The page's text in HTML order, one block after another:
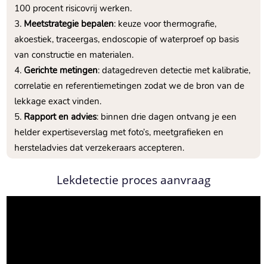
100 procent risicovrij werken.​
Meetstrategie bepalen: keuze voor thermografie,
akoestiek, traceergas, endoscopie of waterproef op basis
van constructie en materialen.​
Gerichte metingen: datagedreven detectie met kalibratie,
correlatie en referentiemetingen zodat we de bron van de
lekkage exact vinden.​
Rapport en advies: binnen drie dagen ontvang je een
helder expertiseverslag met foto’s, meetgrafieken en
hersteladvies dat verzekeraars accepteren.​
Lekdetectie proces aanvraag